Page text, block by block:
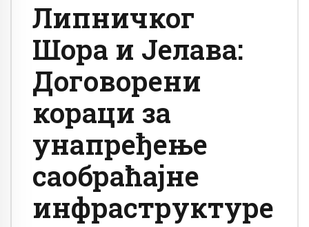
Липничког
Шора и Јелава:
Договорени
кораци за
унапређење
саобраћајне
инфраструктуре